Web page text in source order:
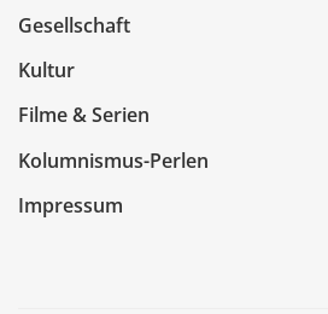
Gesellschaft
Kultur
Filme & Serien
Kolumnismus-Perlen
Impressum